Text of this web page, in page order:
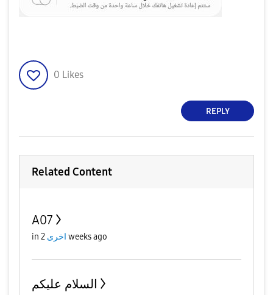
0 Likes
REPLY
Related Content
A07
in اخرى 2 weeks ago
السلام عليكم